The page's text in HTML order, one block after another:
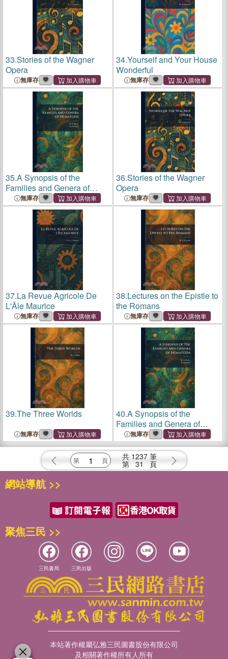
33.Stories of the Wagner
Opera
無庫存
34.Yourself and Your House
Wonderful
無庫存
35.A Synopsis of the
Families and Genera of
Nematoda
無庫存
36.Stories of the Wagner
Opera
無庫存
37.La Revue Agricole De
L'Ãle Maurice
無庫存
38.Lectures on the Epistle to
the Romans
無庫存
39.The Three Worlds
無庫存
40.A Synopsis of the
Families and Genera of
Nematoda
無庫存
共 1237 筆
第 31 頁
網站導航 >>
聚焦三民 >>
三民書局 三民出版
本站著作權屬弘雅三民圖書股份有限公司
及相關著作權所有人所有